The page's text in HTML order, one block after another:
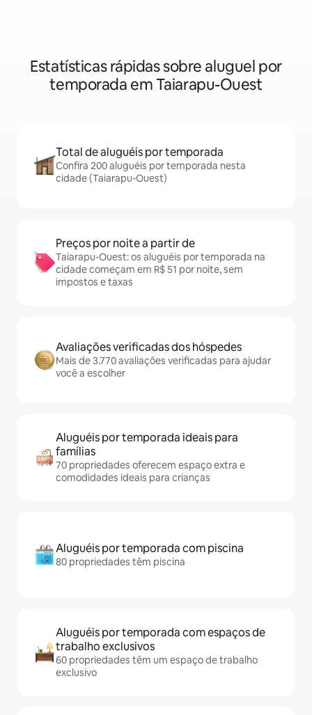
Estatísticas rápidas sobre aluguel por
temporada em Taiarapu-Ouest
Total de aluguéis por temporada
Confira 200 aluguéis por temporada nesta
cidade (Taiarapu-Ouest)
Preços por noite a partir de
Taiarapu-Ouest: os aluguéis por temporada na
cidade começam em R$ 51 por noite, sem
impostos e taxas
Avaliações verificadas dos hóspedes
Mais de 3.770 avaliações verificadas para ajudar
você a escolher
Aluguéis por temporada ideais para
famílias
70 propriedades oferecem espaço extra e
comodidades ideais para crianças
Aluguéis por temporada com piscina
80 propriedades têm piscina
Aluguéis por temporada com espaços de
trabalho exclusivos
60 propriedades têm um espaço de trabalho
exclusivo